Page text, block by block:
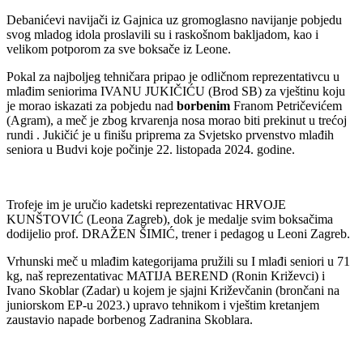
Debanićevi navijači iz Gajnica uz gromoglasno navijanje pobjedu
svog mladog idola proslavili su i raskošnom bakljadom, kao i
velikom potporom za sve boksače iz Leone.
Pokal za najboljeg tehničara pripao je odličnom reprezentativcu u
mlađim seniorima IVANU JUKIČIĆU (Brod SB) za vještinu koju
je morao iskazati za pobjedu nad borbenim Franom Petričevićem
(Agram), a meč je zbog krvarenja nosa morao biti prekinut u trećoj
rundi . Jukičić je u finišu priprema za Svjetsko prvenstvo mlađih
seniora u Budvi koje počinje 22. listopada 2024. godine.
Trofeje im je uručio kadetski reprezentativac HRVOJE
KUNŠTOVIĆ (Leona Zagreb), dok je medalje svim boksačima
dodijelio prof. DRAŽEN ŠIMIĆ, trener i pedagog u Leoni Zagreb.
Vrhunski meč u mlađim kategorijama pružili su I mlađi seniori u 71
kg, naš reprezentativac MATIJA BEREND (Ronin Križevci) i
Ivano Skoblar (Zadar) u kojem je sjajni Križevčanin (brončani na
juniorskom EP-u 2023.) upravo tehnikom i vještim kretanjem
zaustavio napade borbenog Zadranina Skoblara.